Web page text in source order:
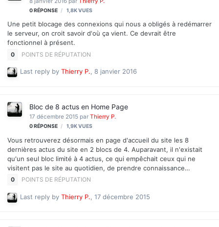
0RÉPONSE 1,8KVUES
Une petit blocage des connexions qui nous a obligés à redémarrer
le serveur, on croit savoir d'où ça vient. Ce devrait être
fonctionnel à présent.
Last reply by Thierry P., 8 janvier 2016
0 POINTS DE RÉPUTATION
Bloc de 8 actus en Home Page
17 décembre 2015 par Thierry P.
0RÉPONSE 1,9KVUES
Vous retrouverez désormais en page d'accueil du site les 8
dernières actus du site en 2 blocs de 4. Auparavant, il n'existait
qu'un seul bloc limité à 4 actus, ce qui empêchait ceux qui ne
visitent pas le site au quotidien, de prendre connaissance
visuellement des dernières actus. Cela nous permettra aussi de
mouvementée. Et de mieux rendre compte de la richesse du site
en termes d'infos.
Last reply by Thierry P., 17 décembre 2015
0 POINTS DE RÉPUTATION